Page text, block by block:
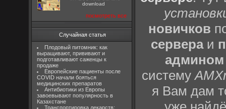
download
посмотреть все
Случайная статья
Плодовый питомник: как
выращивают, прививают и
подготавливают саженцы к
продаже
Европейские пациенты после
COVID начали бояться
медицинских препаратов
Антибиотики из Европы
завоевывают популярность в
Казахстане
Транспортировка лекарств:
новичков
сервераи
админом
систему
я Вам дам